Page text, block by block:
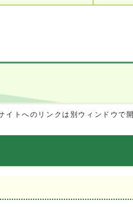
イトへのリンクは別ウィンドウで